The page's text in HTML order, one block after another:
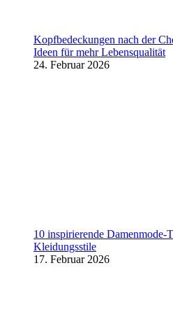
Kopfbedeckungen nach der
Ideen für mehr Lebensqualität
24. Februar 2026
10 inspirierende Damenmode-
Kleidungsstile
17. Februar 2026